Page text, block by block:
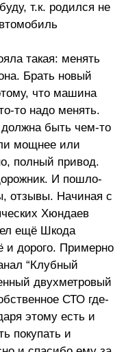
т.к. родился не
такая: менять
Брать новый
что машина
то надо менять.
быть чем-то
мощнее или
полный привод.
И пошло-
отзывы. Начиная с
Хюндаев
ещё Шкода
и дорого. Примерно
“Клубный
двухметровый
СТО где-
этому есть и
покупать и